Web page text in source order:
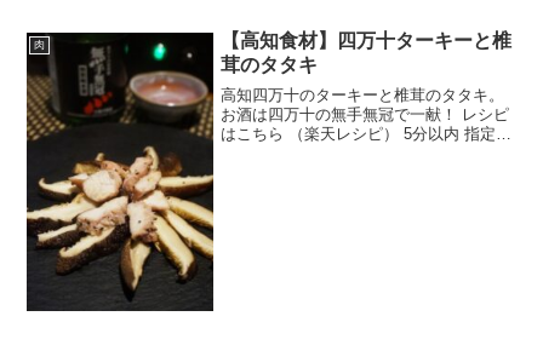
肉
【高知食材】四万十ターキーと椎
茸のタタキ
高知四万十のターキーと椎茸のタタキ。
お酒は四万十の無手無冠で一献！ レシピ
はこちら （楽天レシピ） 5分以内 指定な